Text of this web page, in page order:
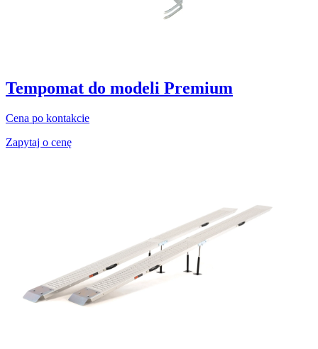
Tempomat do modeli Premium
Cena po kontakcie
Zapytaj o cenę